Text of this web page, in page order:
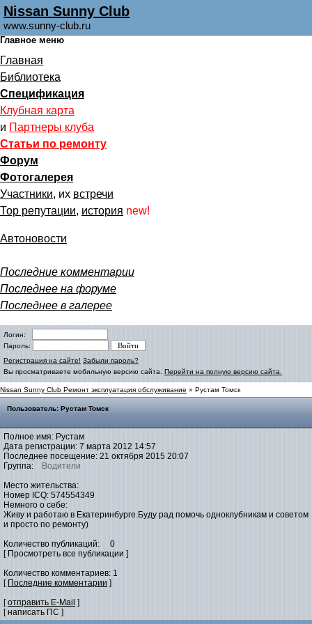
Nissan Sunny Club
www.sunny-club.ru
Главное меню
Главная
Библиотека
Спецификация
Клубная карта
и Партнеры клуба
Статьи по ремонту
Форум
Фотогалерея
Участники, их встречи
Тор репутации, история new!
Автоновости
Последние комментарии
Последнее на форуме
Последнее в галерее
Логин:
Пароль:
Регистрация на сайте! Забыли пароль?
Вы просматриваете мобильную версию сайта. Перейти на полную версию сайта.
Nissan Sunny Club Ремонт эксплуатация обслуживание » Рустам Томск
Пользователь: Рустам Томск
Полное имя: Рустам
Дата регистрации: 7 марта 2012 14:57
Последнее посещение: 21 октября 2015 20:07
Группа:
Водители
Место жительства:
Номер ICQ: 574554349
Немного о себе:
Живу и работаю в Екатеринбурге.Буду рад помочь одноклубникам и советом
и просто по ремонту)
Количество публикаций: 0
[ Просмотреть все публикации ]
Количество комментариев: 1
[ Последние комментарии ]
[отправить E-Mail ]
[ написать ПС ]